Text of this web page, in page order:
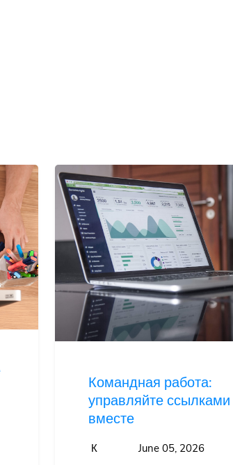
Командная работа:
управляйте ссылками
вместе
К June 05, 2026